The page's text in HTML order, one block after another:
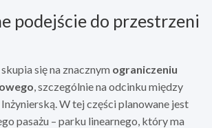
podejście do przestrzeni
się na znacznym ograniczeniu
, szczególnie na odcinku między
W tej części planowane jest
pasażu – parku linearnego, który ma